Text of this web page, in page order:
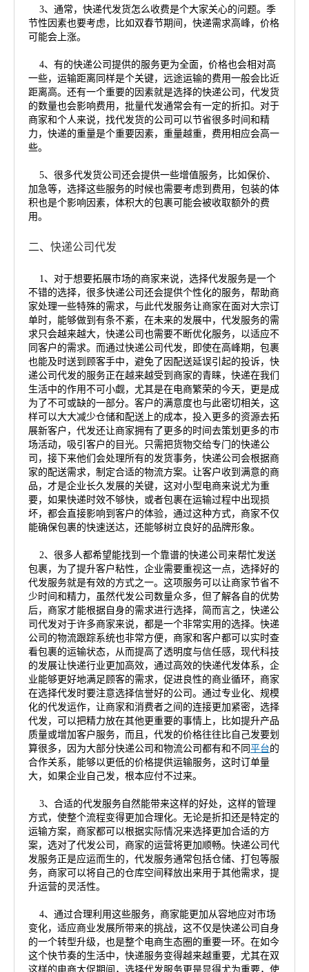
3、通常，快递代发货怎么收费是个大家关心的问题。季
节性因素也要考虑，比如双春节期间，快递需求高峰，价格
可能会上涨。
4、有的快递公司提供的服务更为全面，价格也会相对高
一些，运输距离同样是个关键，远途运输的费用一般会比近
距离高。还有一个重要的因素就是选择的快递公司，代发货
的数量也会影响费用，批量代发通常会有一定的折扣。对于
商家和个人来说，找代发货的公司可以节省很多时间和精
力，快递的重量是个重要因素，重量越重，费用相应会高一
些。
5、很多代发货公司还会提供一些增值服务，比如保价、
加急等，选择这些服务的时候也需要考虑到费用，包装的体
积也是个影响因素，体积大的包裹可能会被收取额外的费
用。
二、快递公司代发
1、对于想要拓展市场的商家来说，选择代发服务是一个
不错的选择，很多快递公司还会提供个性化的服务，帮助商
家处理一些特殊的需求，与此代发服务让商家在面对大宗订
单时，能够做到有条不紊，在未来的发展中，代发服务的需
求只会越来越大，快递公司也需要不断优化服务，以适应不
同客户的需求。而通过快递公司代发，即使在高峰期，包裹
也能及时送到顾客手中，避免了因配送延误引起的投诉，快
递公司代发的服务正在越来越受到商家的青睐，快递在我们
生活中的作用不可小觑，尤其是在电商繁荣的今天，更是成
为了不可或缺的一部分。客户的满意度也与此密切相关，这
样可以大大减少仓储和配送上的成本，投入更多的资源去拓
展新客户，代发还让商家拥有了更多的时间去策划更多的市
场活动，吸引客户的目光。只需把货物交给专门的快递公
司，接下来他们会处理所有的发货事务，快递公司会根据商
家的配送需求，制定合适的物流方案。让客户收到满意的商
品，才是企业长久发展的关键，这对小型电商来说尤为重
要，如果快递时效不够快，或者包裹在运输过程中出现损
坏，都会直接影响到客户的体验，通过这种方式，商家不仅
能确保包裹的快速送达，还能够树立良好的品牌形象。
2、很多人都希望能找到一个靠谱的快递公司来帮忙发送
包裹，为了提升客户粘性，企业需要重视这一点，选择好的
代发服务就是有效的方式之一。这项服务可以让商家节省不
少时间和精力，虽然代发公司数量众多，但了解各自的优势
后，商家才能根据自身的需求进行选择，简而言之，快递公
司代发对于许多商家来说，都是一个非常实用的选择。快递
公司的物流跟踪系统也非常方便，商家和客户都可以实时查
看包裹的运输状态，从而提高了透明度与信任感，现代科技
的发展让快递行业更加高效，通过高效的快递代发体系，企
业能够更好地满足顾客的需求，促进良性的商业循环，商家
在选择代发时要注意选择信誉好的公司。通过专业化、规模
化的代发运作，让商家和消费者之间的连接更加紧密，选择
代发，可以把精力放在其他更重要的事情上，比如提升产品
质量或增加客户服务，而且，代发的价格往往比自己发要划
算很多，因为大部分快递公司和物流公司都有和不同 平台的
合作关系，能够以更低的价格提供运输服务，这时订单量
大，如果企业自己发，根本应付不过来。
3、合适的代发服务自然能带来这样的好处，这样的管理
方式，使整个流程变得更加合理化。无论是折扣还是特定的
运输方案，商家都可以根据实际情况来选择更加合适的方
案，选对了代发公司，商家的运营将更加顺畅。快递公司代
发服务正是应运而生的，代发服务通常包括仓储、打包等服
务，商家可以将自己的仓库空间释放出来用于其他需求，提
升运营的灵活性。
4、通过合理利用这些服务，商家能更加从容地应对市场
变化，适应商业发展所带来的挑战，这不仅是快递公司自身
的一个转型升级，也是整个电商生态圈的重要一环。在如今
这个快节奏的生活中，快递服务变得越来越重要，尤其在双
这样的电商大促期间，选择代发服务更是显得尤为重要，使